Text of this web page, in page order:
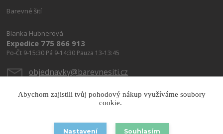
Barevné šití
Blanka Hubnerová
Expedice 775 866 913
Po-Čt 9-15:30 Pá 9-14:30 Pauza 13-13:45
objednavky@barevnesiti.cz
Abychom zajistili tvůj pohodový nákup využíváme soubory
cookie.
Nastavení Souhlasím